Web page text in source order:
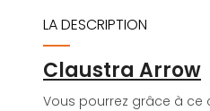
LA DESCRIPTION
Claustra Arrow
Vous pourrez grâce à ce